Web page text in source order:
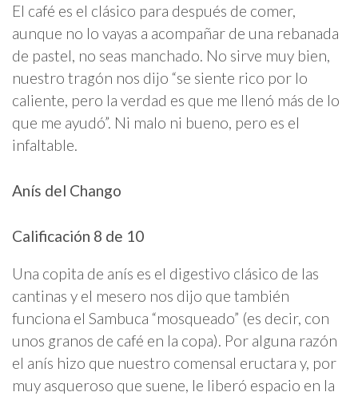
El café es el clásico para después de comer,
aunque no lo vayas a acompañar de una rebanada
de pastel, no seas manchado. No sirve muy bien,
nuestro tragón nos dijo “se siente rico por lo
caliente, pero la verdad es que me llenó más de lo
que me ayudó”. Ni malo ni bueno, pero es el
infaltable.
Anís del Chango
Calificación 8 de 10
Una copita de anís es el digestivo clásico de las
cantinas y el mesero nos dijo que también
funciona el Sambuca “mosqueado” (es decir, con
unos granos de café en la copa). Por alguna razón
el anís hizo que nuestro comensal eructara y, por
muy asqueroso que suene, le liberó espacio en la